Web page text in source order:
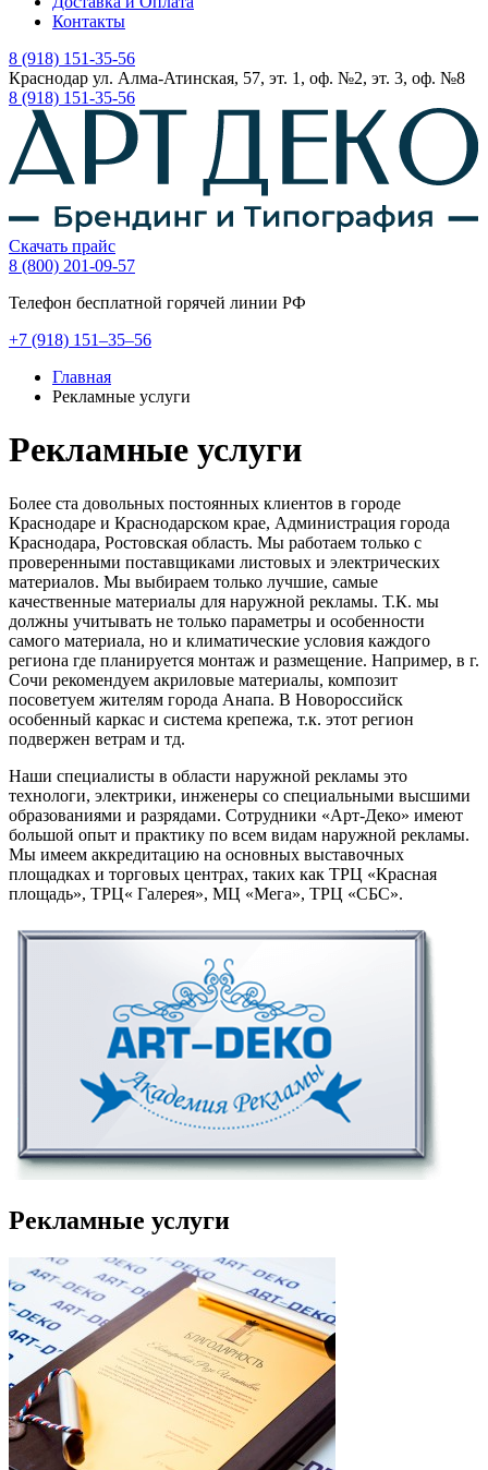
Контакты
8 (918) 151-35-56
Краснодар ул. Алма-Атинская, 57, эт. 1, оф. №2, эт. 3, оф. №8
8 (918) 151-35-56
Скачать прайс
8 (800) 201-09-57
Телефон бесплатной горячей линии РФ
+7 (918) 151–35–56
Главная
Рекламные услуги
Рекламные услуги
Более ста довольных постоянных клиентов в городе
Краснодаре и Краснодарском крае, Администрация города
Краснодара, Ростовская область. Мы работаем только с
проверенными поставщиками листовых и электрических
материалов. Мы выбираем только лучшие, самые
качественные материалы для наружной рекламы. Т.К. мы
должны учитывать не только параметры и особенности
самого материала, но и климатические условия каждого
региона где планируется монтаж и размещение. Например, в г.
Сочи рекомендуем акриловые материалы, композит
посоветуем жителям города Анапа. В Новороссийск
особенный каркас и система крепежа, т.к. этот регион
подвержен ветрам и тд.
Наши специалисты в области наружной рекламы это
технологи, электрики, инженеры со специальными высшими
образованиями и разрядами. Сотрудники «Арт-Деко» имеют
большой опыт и практику по всем видам наружной рекламы.
Мы имеем аккредитацию на основных выставочных
площадках и торговых центрах, таких как ТРЦ «Красная
площадь», ТРЦ« Галерея», МЦ «Мега», ТРЦ «СБС».
Рекламные услуги